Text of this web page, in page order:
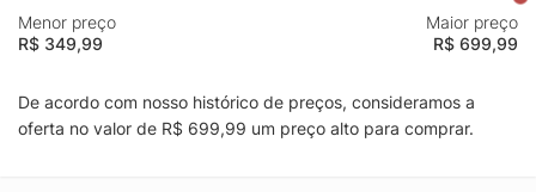
Menor preço
R$ 349,99
Maior preço
R$ 699,99
De acordo com nosso histórico de preços, consideramos a
oferta no valor de R$ 699,99 um preço alto para comprar.